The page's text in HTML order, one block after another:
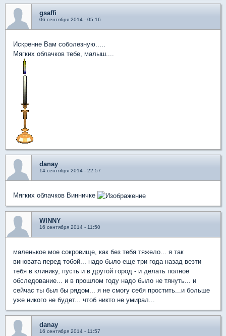
gsaffi
06 сентября 2014 - 05:16
Искренне Вам соболезную.....
Мягких облачков тебе, малыш....
danay
14 сентября 2014 - 22:57
Мягких облачков Винничке
WINNY
16 сентября 2014 - 11:50
маленькое мое сокровище, как без тебя тяжело... я так
виновата перед тобой... надо было еще три года назад везти
тебя в клинику, пусть и в другой город - и делать полное
обследование... и в прошлом году надо было не тянуть... и
сейчас ты был бы рядом... я не смогу себя простить...и больше
уже никого не будет... чтоб никто не умирал...
danay
16 сентября 2014 - 11:57